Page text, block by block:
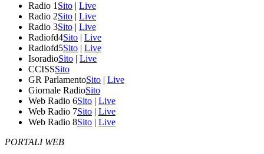
Radio 1 Sito | Live
Radio 2Sito | Live
Radio 3Sito | Live
Radiofd4Sito | Live
Radiofd5Sito | Live
IsoradioSito | Live
CCISSSito
GR ParlamentoSito | Live
Giornale RadioSito
Web Radio 6Sito | Live
Web Radio 7Sito | Live
Web Radio 8Sito | Live
PORTALI WEB